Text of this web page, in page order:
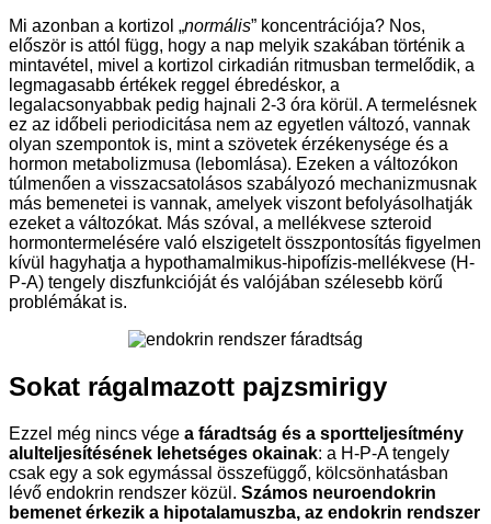
Mi azonban a kortizol „normális” koncentrációja? Nos,
először is attól függ, hogy a nap melyik szakában történik a
mintavétel, mivel a kortizol cirkadián ritmusban termelődik, a
legmagasabb értékek reggel ébredéskor, a
legalacsonyabbak pedig hajnali 2-3 óra körül. A termelésnek
ez az időbeli periodicitása nem az egyetlen változó, vannak
olyan szempontok is, mint a szövetek érzékenysége és a
hormon metabolizmusa (lebomlása). Ezeken a változókon
túlmenően a visszacsatolásos szabályozó mechanizmusnak
más bemenetei is vannak, amelyek viszont befolyásolhatják
ezeket a változókat. Más szóval, a mellékvese szteroid
hormontermelésére való elszigetelt összpontosítás figyelmen
kívül hagyhatja a hypothamalmikus-hipofízis-mellékvese (H-
P-A) tengely diszfunkcióját és valójában szélesebb körű
problémákat is.
Sokat rágalmazott pajzsmirigy
Ezzel még nincs vége a fáradtság és a sportteljesítmény
alulteljesítésének lehetséges okainak: a H-P-A tengely
csak egy a sok egymással összefüggő, kölcsönhatásban
lévő endokrin rendszer közül. Számos neuroendokrin
bemenet érkezik a hipotalamuszba, az endokrin rendszer